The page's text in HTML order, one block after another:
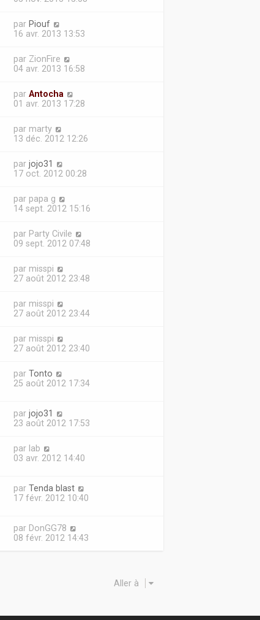
par Piouf
16 avr. 2013 13:53
par ZionFire
04 avr. 2013 16:58
par Antocha
01 avr. 2013 17:28
par marty
13 déc. 2012 12:26
par jojo31
17 oct. 2012 00:28
par papa g
14 sept. 2012 15:16
par Party Civile
09 sept. 2012 07:48
par misspi
27 août 2012 23:48
par misspi
27 août 2012 23:44
par misspi
27 août 2012 23:40
par Tonto
25 août 2012 17:34
par jojo31
23 août 2012 17:53
par lab
03 avr. 2012 14:40
par Tenda blast
17 févr. 2012 10:40
par DonGG78
08 févr. 2012 14:43
Aller à